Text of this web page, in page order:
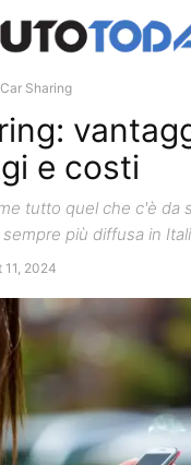
Car Sharing
e costi
tutto quel che c'è da
più diffusa in
11, 2024